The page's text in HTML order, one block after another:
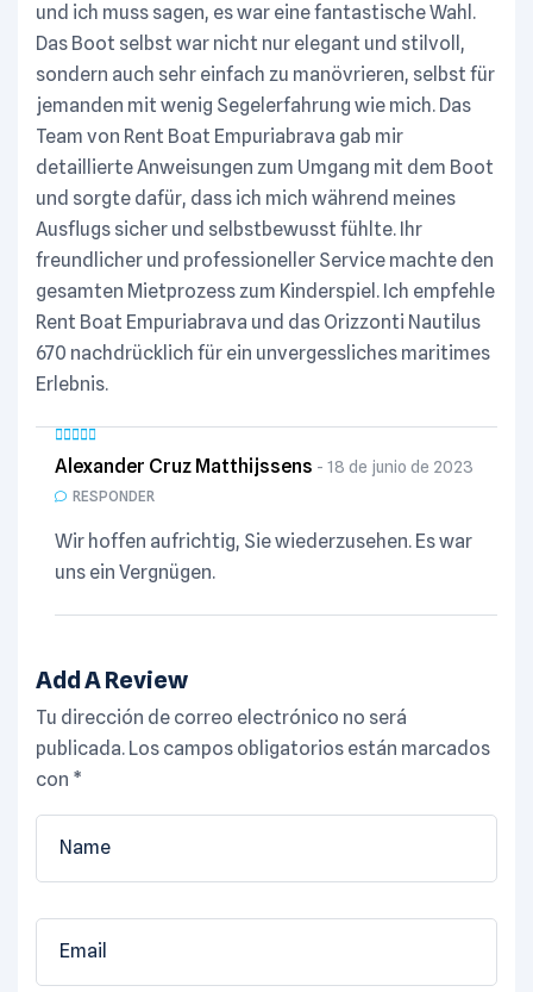
und ich muss sagen, es war eine fantastische Wahl.
Das Boot selbst war nicht nur elegant und stilvoll,
sondern auch sehr einfach zu manövrieren, selbst für
jemanden mit wenig Segelerfahrung wie mich. Das
Team von Rent Boat Empuriabrava gab mir
detaillierte Anweisungen zum Umgang mit dem Boot
und sorgte dafür, dass ich mich während meines
Ausflugs sicher und selbstbewusst fühlte. Ihr
freundlicher und professioneller Service machte den
gesamten Mietprozess zum Kinderspiel. Ich empfehle
Rent Boat Empuriabrava und das Orizzonti Nautilus
670 nachdrücklich für ein unvergessliches maritimes
Erlebnis.
Alexander Cruz Matthijssens 18 de junio de 2023
RESPONDER
Wir hoffen aufrichtig, Sie wiederzusehen. Es war
uns ein Vergnügen.
Add A Review
Tu dirección de correo electrónico no será
publicada. Los campos obligatorios están marcados
con *